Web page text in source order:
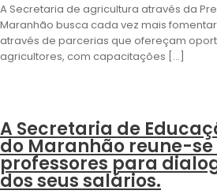
A Secretaria de agricultura através da
Maranhão busca cada vez mais
através de parcerias que ofereçam
agricultores, com capacitações […]
A Secretaria de
do Maranhão reune-se
professores para
dos seus salários.